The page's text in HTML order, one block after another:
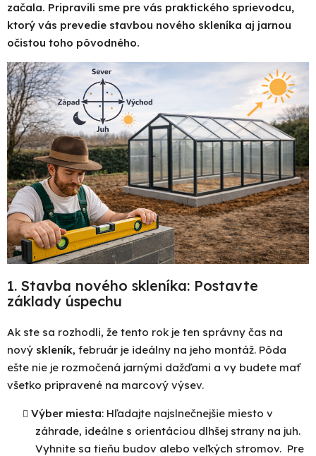
začala. Pripravili sme pre vás praktického sprievodcu,
ktorý vás prevedie stavbou nového skleníka aj jarnou
očistou toho pôvodného.
1. Stavba nového skleníka: Postavte
základy úspechu
Ak ste sa rozhodli, že tento rok je ten správny čas na
nový skleník, február je ideálny na jeho montáž. Pôda
ešte nie je rozmočená jarnými dažďami a vy budete mať
všetko pripravené na marcový výsev.
Výber miesta: Hľadajte najslnečnejšie miesto v
záhrade, ideálne s orientáciou dlhšej strany na juh.
Vyhnite sa tieňu budov alebo veľkých stromov. Pre